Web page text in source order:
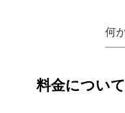
料金について